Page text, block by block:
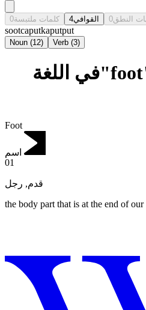
كلمات ملتبسة0 القوافي4 النطق0
sootcaputkaputput
Noun (12) Verb (3)
تعريف ومعنى "foot"في اللغة
Foot
اسم
01
قدم, رجل
the body part that is at the end of